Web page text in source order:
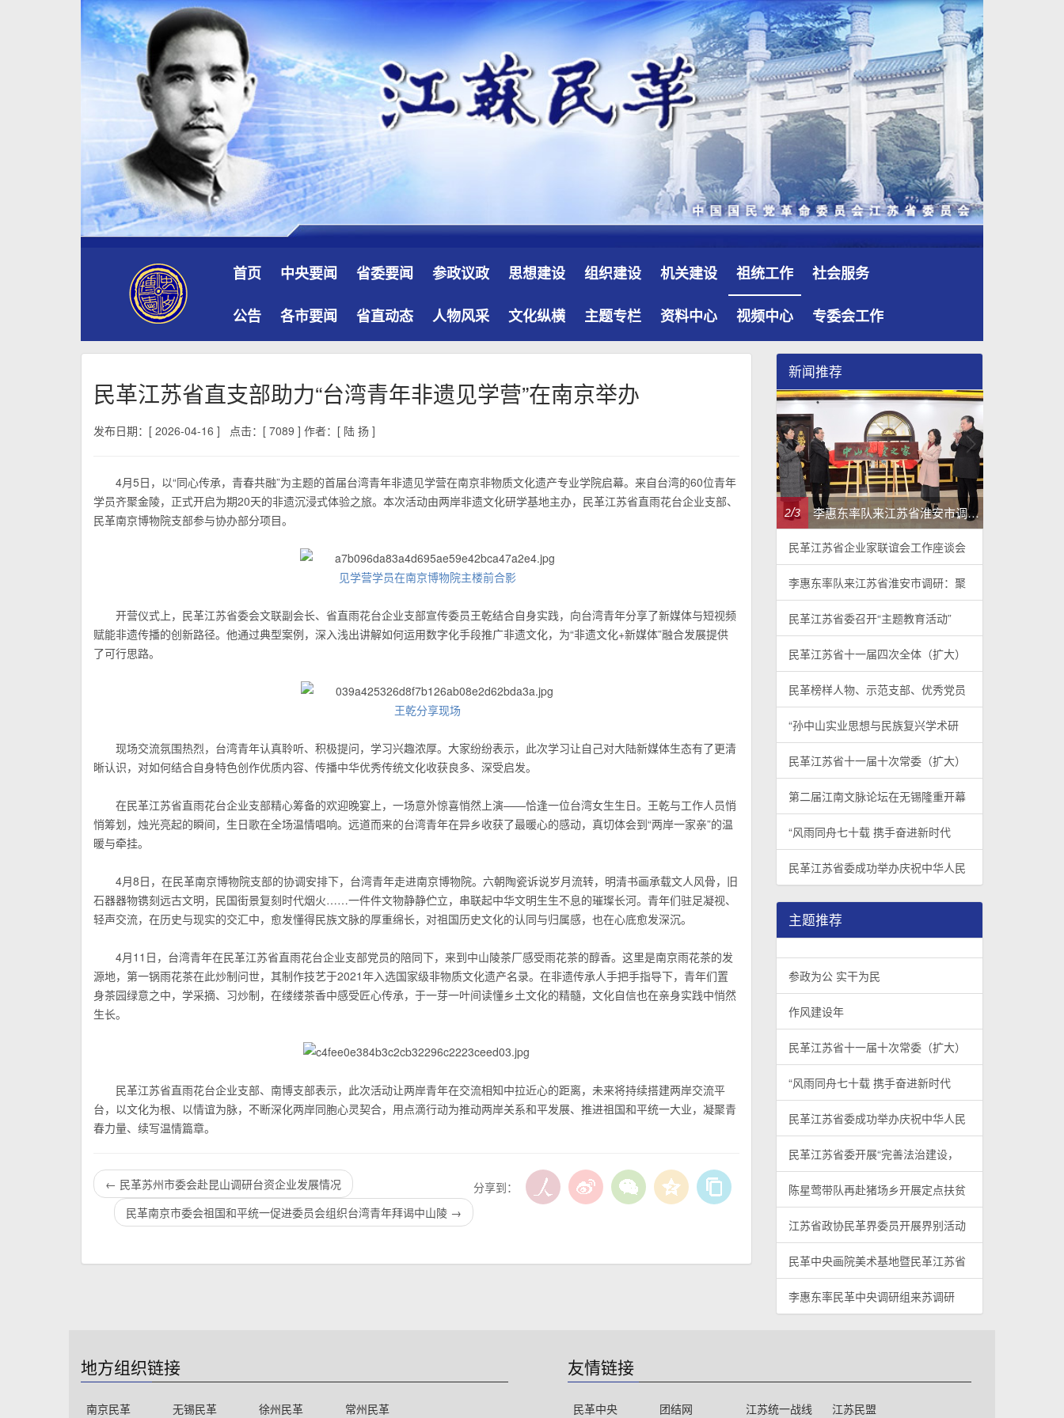
首页 中央要闻 省委要闻 参政议政 思想建设 组织建设 机关建设 祖统工作 社会服务
公告 各市要闻 省直动态 人物风采 文化纵横 主题专栏 资料中心 视频中心 专委会工作
民革江苏省直支部助力“台湾青年非遗见学营”在南京举办
发布日期：[ 2026-04-16 ] 点击：[ 7089 ] 作者：[ 陆 扬 ]
4月5日，以“同心传承，青春共融”为主题的首届台湾青年非遗见学营在南京非物质文化遗产专业学院启幕。来自台湾的60位青年
学员齐聚金陵，正式开启为期20天的非遗沉浸式体验之旅。本次活动由两岸非遗文化研学基地主办，民革江苏省直雨花台企业支部、
民革南京博物院支部参与协办部分项目。
见学营学员在南京博物院主楼前合影
开营仪式上，民革江苏省委会文联副会长、省直雨花台企业支部宣传委员王乾结合自身实践，向台湾青年分享了新媒体与短视频
赋能非遗传播的创新路径。他通过典型案例，深入浅出讲解如何运用数字化手段推广非遗文化，为“非遗文化+新媒体”融合发展提供
了可行思路。
王乾分享现场
现场交流氛围热烈，台湾青年认真聆听、积极提问，学习兴趣浓厚。大家纷纷表示，此次学习让自己对大陆新媒体生态有了更清
晰认识，对如何结合自身特色创作优质内容、传播中华优秀传统文化收获良多、深受启发。
在民革江苏省直雨花台企业支部精心筹备的欢迎晚宴上，一场意外惊喜悄然上演——恰逢一位台湾女生生日。王乾与工作人员悄
悄筹划，烛光亮起的瞬间，生日歌在全场温情唱响。远道而来的台湾青年在异乡收获了最暖心的感动，真切体会到“两岸一家亲”的温
暖与牵挂。
4月8日，在民革南京博物院支部的协调安排下，台湾青年走进南京博物院。六朝陶瓷诉说岁月流转，明清书画承载文人风骨，旧
石器器物镌刻远古文明，民国街景复刻时代烟火……一件件文物静静伫立，串联起中华文明生生不息的璀璨长河。青年们驻足凝视、
轻声交流，在历史与现实的交汇中，愈发懂得民族文脉的厚重绵长，对祖国历史文化的认同与归属感，也在心底愈发深沉。
4月11日，台湾青年在民革江苏省直雨花台企业支部党员的陪同下，来到中山陵茶厂感受雨花茶的醇香。这里是南京雨花茶的发
源地，第一锅雨花茶在此炒制问世，其制作技艺于2021年入选国家级非物质文化遗产名录。在非遗传承人手把手指导下，青年们置
身茶园绿意之中，学采摘、习炒制，在缕缕茶香中感受匠心传承，于一芽一叶间读懂乡土文化的精髓，文化自信也在亲身实践中悄然
生长。
民革江苏省直雨花台企业支部、南博支部表示，此次活动让两岸青年在交流相知中拉近心的距离，未来将持续搭建两岸交流平
台，以文化为根、以情谊为脉，不断深化两岸同胞心灵契合，用点滴行动为推动两岸关系和平发展、推进祖国和平统一大业，凝聚青
春力量、续写温情篇章。
分享到：
← 民革苏州市委会赴昆山调研台资企业发展情况
​民革南京市委会祖国和平统一促进委员会组织台湾青年拜谒中山陵 →
新闻推荐
李惠东率队来江苏省淮安市调研：聚焦民革党员之家建设管理、学龄前儿童爱国主义教育
2/3
民革江苏省企业家联谊会工作座谈会
李惠东率队来江苏省淮安市调研：聚
民革江苏省委召开“主题教育活动”
民革江苏省十一届四次全体（扩大）
民革榜样人物、示范支部、优秀党员
“孙中山实业思想与民族复兴学术研
民革江苏省十一届十次常委（扩大）
第二届江南文脉论坛在无锡隆重开幕
“风雨同舟七十载 携手奋进新时代
民革江苏省委成功举办庆祝中华人民
主题推荐
参政为公 实干为民
作风建设年
民革江苏省十一届十次常委（扩大）
“风雨同舟七十载 携手奋进新时代
民革江苏省委成功举办庆祝中华人民
民革江苏省委开展“完善法治建设，
陈星莺带队再赴猪场乡开展定点扶贫
江苏省政协民革界委员开展界别活动
民革中央画院美术基地暨民革江苏省
李惠东率民革中央调研组来苏调研
地方组织链接
南京民革 无锡民革 徐州民革 常州民革
友情链接
民革中央 团结网 江苏统一战线 江苏民盟